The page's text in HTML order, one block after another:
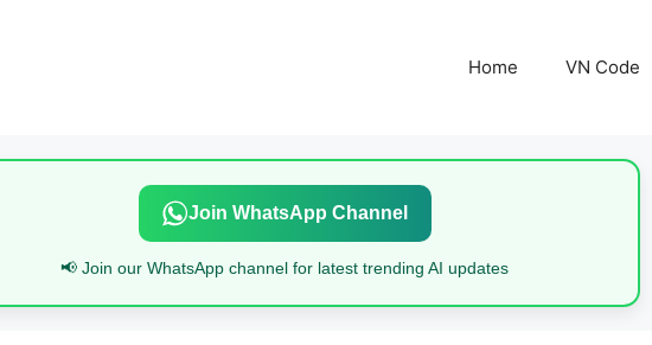
Home VN Code
Join WhatsApp Channel
📢 Join our WhatsApp channel for latest trending AI updates